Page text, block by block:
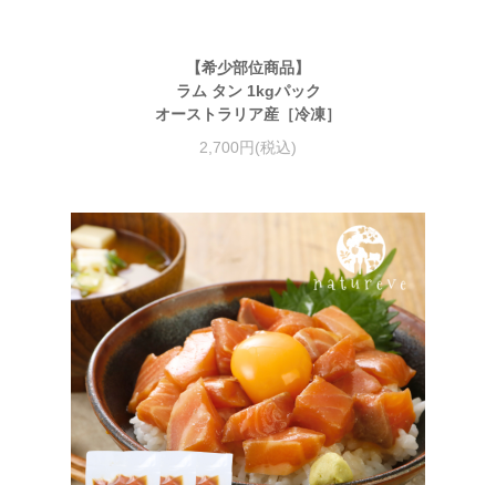
【希少部位商品】
ラム タン 1kgパック
オーストラリア産［冷凍］
2,700円(税込)